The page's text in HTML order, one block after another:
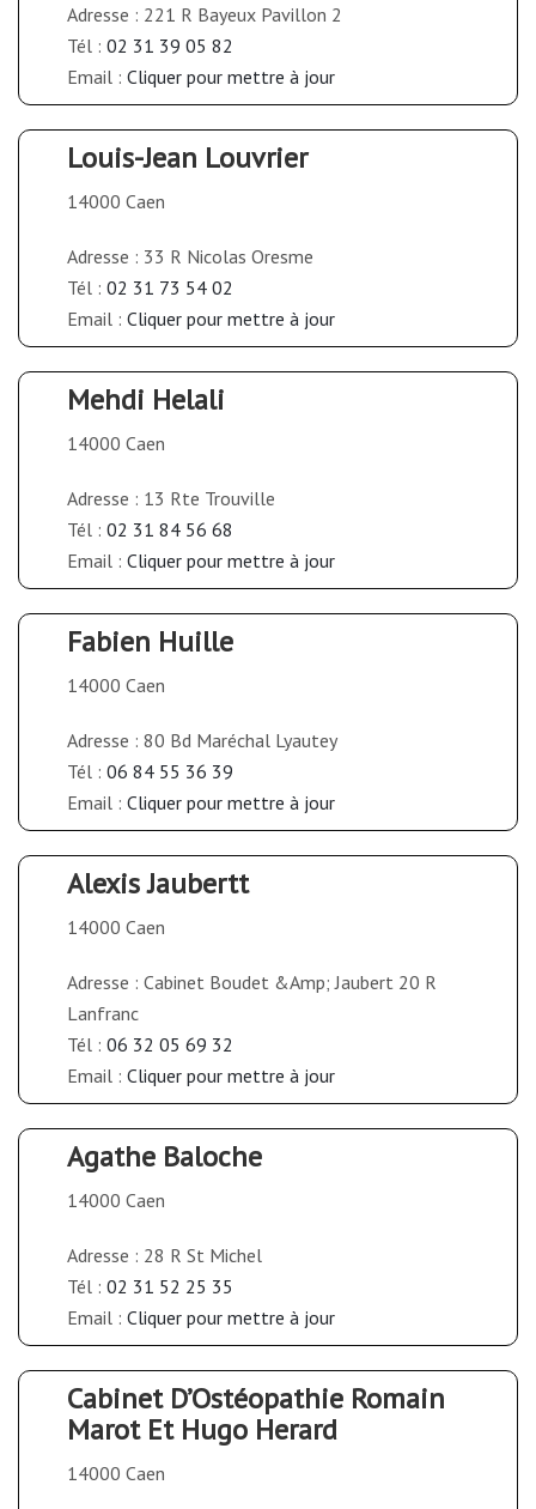
Adresse : 221 R Bayeux Pavillon 2
Tél : 02 31 39 05 82
Email : Cliquer pour mettre à jour
Louis-Jean Louvrier
14000 Caen
Adresse : 33 R Nicolas Oresme
Tél : 02 31 73 54 02
Email : Cliquer pour mettre à jour
Mehdi Helali
14000 Caen
Adresse : 13 Rte Trouville
Tél : 02 31 84 56 68
Email : Cliquer pour mettre à jour
Fabien Huille
14000 Caen
Adresse : 80 Bd Maréchal Lyautey
Tél : 06 84 55 36 39
Email : Cliquer pour mettre à jour
Alexis Jaubertt
14000 Caen
Adresse : Cabinet Boudet &Amp; Jaubert 20 R
Lanfranc
Tél : 06 32 05 69 32
Email : Cliquer pour mettre à jour
Agathe Baloche
14000 Caen
Adresse : 28 R St Michel
Tél : 02 31 52 25 35
Email : Cliquer pour mettre à jour
Cabinet D’Ostéopathie Romain
Marot Et Hugo Herard
14000 Caen